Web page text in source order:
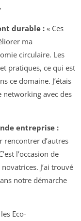
durable : « Ces
ma
circulaire. Les
pratiques, ce qui est
ce domaine. J’étais
networking avec des
entreprise :
rencontrer d’autres
l’occasion de
J’ai trouvé
notre démarche
Eco-